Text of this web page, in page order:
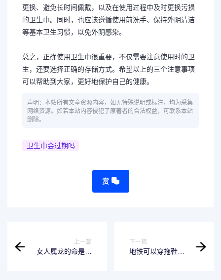
更换、避免长时间佩戴，以及在使用过程中及时更换污损
的卫生巾。同时，也应该遵循使用前洗手、保持外阴清洁
等基本卫生习惯，以免外阴感染。
总之，正确使用卫生巾很重要，不仅需要注意使用时的卫
生，还要选择正确的存储方式。希望以上的三个注意事项
可以帮助到大家，更好地保护自己的健康。
声明：本站所有文章资源内容，如无特殊说明或标注，均为采集
网络资源。如若本站内容侵犯了原著者的合法权益，可联系本站
删除。
卫生巾会过期吗
赏
上一篇
女人属龙的命是一
下一篇
地铁可以穿拖鞋吗-